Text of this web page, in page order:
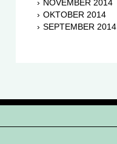
NOVEMBER 2014
OKTOBER 2014
SEPTEMBER 2014